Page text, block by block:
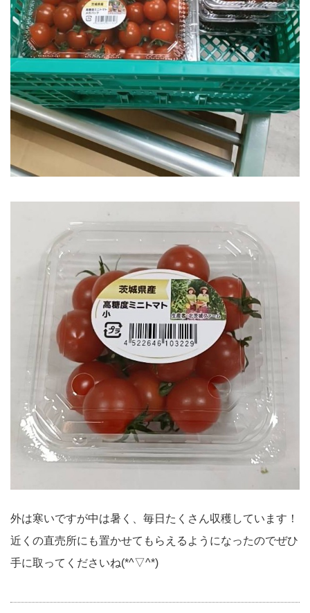
外は寒いですが中は暑く、毎日たくさん収穫しています！
近くの直売所にも置かせてもらえるようになったのでぜひ
手に取ってくださいね(*^▽^*)